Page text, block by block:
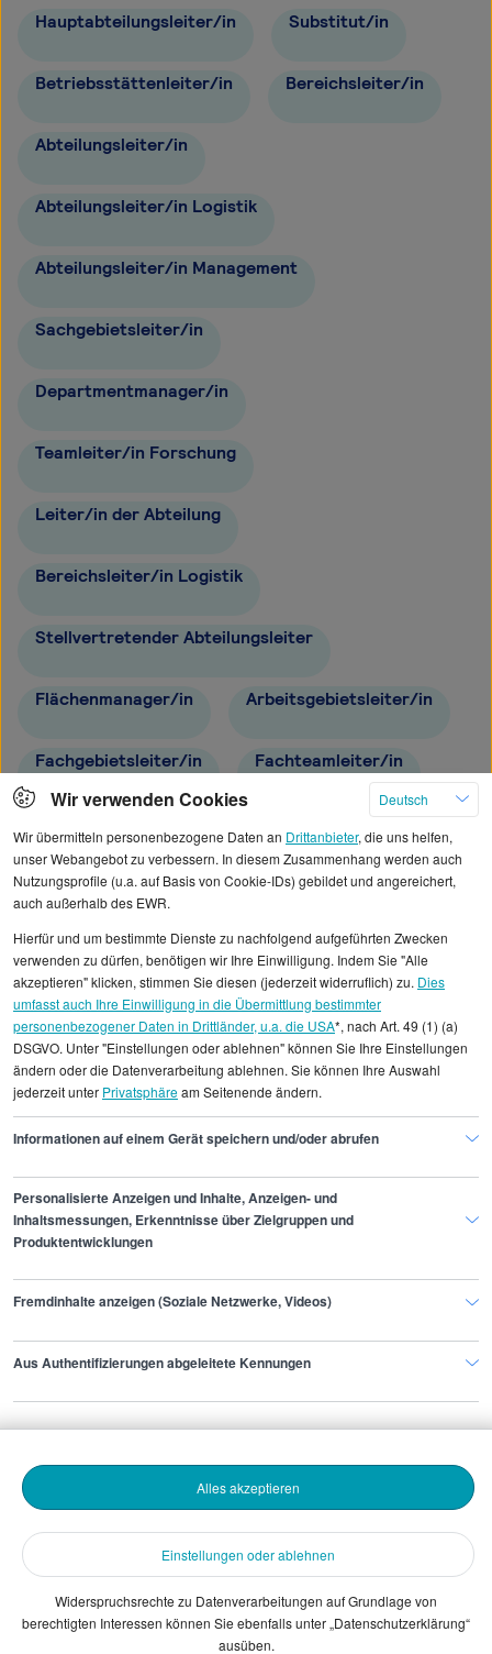
Hauptabteilungsleiter/in Substitut/in
Betriebsstättenleiter/in Bereichsleiter/in
Abteilungsleiter/in
Abteilungsleiter/in Logistik
Abteilungsleiter/in Management
Sachgebietsleiter/in
Departmentmanager/in
Teamleiter/in Forschung
Leiter/in der Abteilung
Bereichsleiter/in Logistik
Stellvertretender Abteilungsleiter
Flächenmanager/in Arbeitsgebietsleiter/in
Fachgebietsleiter/in Fachteamleiter/in
Fachgruppenleiter/in
Dezernent/in
Alle angezeigten Gehaltsdaten beruhen auf
statistischen Erhebungen durch StepStone. Es sind
Durchschnittswerte und die Angaben können nicht
einzelnen Stellenangeboten zugeordnet werden.
Finde den Job,
der zu dir passt.
Stepstone
Bewerbende
The Stepstone Group GmbH © 2026
Wir verwenden Cookies
Deutsch
Wir übermitteln personenbezogene Daten an Drittanbieter, die uns helfen,
unser Webangebot zu verbessern. In diesem Zusammenhang werden auch
Nutzungsprofile (u.a. auf Basis von Cookie-IDs) gebildet und angereichert,
auch außerhalb des EWR.
Hierfür und um bestimmte Dienste zu nachfolgend aufgeführten Zwecken
verwenden zu dürfen, benötigen wir Ihre Einwilligung. Indem Sie "Alle
akzeptieren" klicken, stimmen Sie diesen (jederzeit widerruflich) zu. Dies
umfasst auch Ihre Einwilligung in die Übermittlung bestimmter
personenbezogener Daten in Drittländer, u.a. die USA*, nach Art. 49 (1) (a)
DSGVO. Unter "Einstellungen oder ablehnen" können Sie Ihre Einstellungen
ändern oder die Datenverarbeitung ablehnen. Sie können Ihre Auswahl
jederzeit unter Privatsphäream Seitenende ändern.
Informationen auf einem Gerät speichern und/oder abrufen
Personalisierte Anzeigen und Inhalte, Anzeigen- und
Inhaltsmessungen, Erkenntnisse über Zielgruppen und
Produktentwicklungen
Fremdinhalte anzeigen (Soziale Netzwerke, Videos)
Aus Authentifizierungen abgeleitete Kennungen
Einstellungen oder ablehnen
Alles akzeptieren
Widerspruchsrechte zu Datenverarbeitungen auf Grundlage von
berechtigten Interessen können Sie ebenfalls unter „Datenschutzerklärung“
ausüben.